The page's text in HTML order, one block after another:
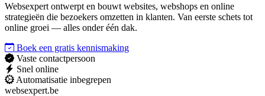
Websexpert ontwerpt en bouwt websites, webshops en online
strategieën die bezoekers omzetten in klanten. Van eerste schets tot
online groei — alles onder één dak.
Boek een gratis kennismaking
Vaste contactpersoon
Snel online
Automatisatie inbegrepen
websexpert.be